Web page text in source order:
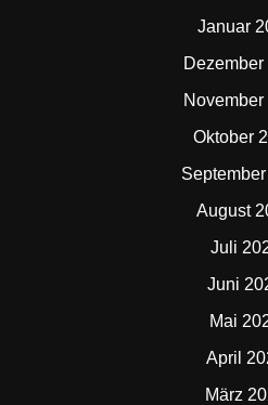
Januar
Dezember
November
Oktober
August
Juli
Juni
Mai
April
März